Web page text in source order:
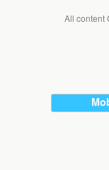
All content